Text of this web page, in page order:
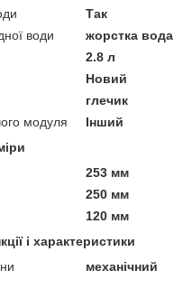
Так
води
жорстка вода
2.8 л
Новий
глечик
модуля
Інший
253 мм
250 мм
120 мм
і характеристики
механічний